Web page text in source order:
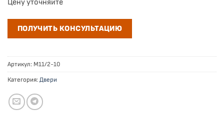
Цену уточняйте
ПОЛУЧИТЬ КОНСУЛЬТАЦИЮ
Артикул: М11/2-10
Категория:Двери